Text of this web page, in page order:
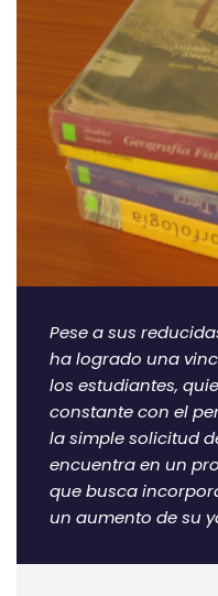
Pese a sus
ha logrado una
los estudiantes,
constante con el
la simple solicitud
encuentra en un
que busca
un aumento de su